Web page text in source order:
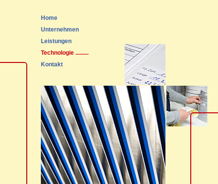
Home
Unternehmen
Leistungen
Technologie .........
Kontakt